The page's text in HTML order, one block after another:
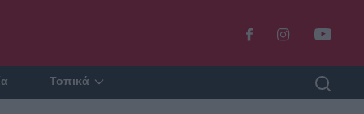
Τοπικά